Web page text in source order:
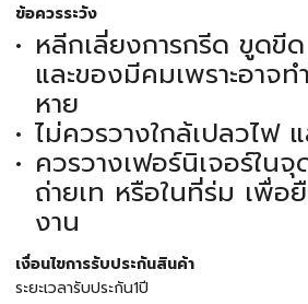
ข้อควรระวัง
หลีกเลี่ยงการกรีด ขูดขี
และของมีคมเพราะอาจท
หาย
ไม่ควรวางใกล้เปลวไฟ
ควรวางเฟอร์นิเจอร์ใน
ถ่ายเท หรือในที่ร่ม เพื่อ
งาน
เงื่อนไขการรับประกันสินค้า
ระยะเวลารับประกัน1ปี